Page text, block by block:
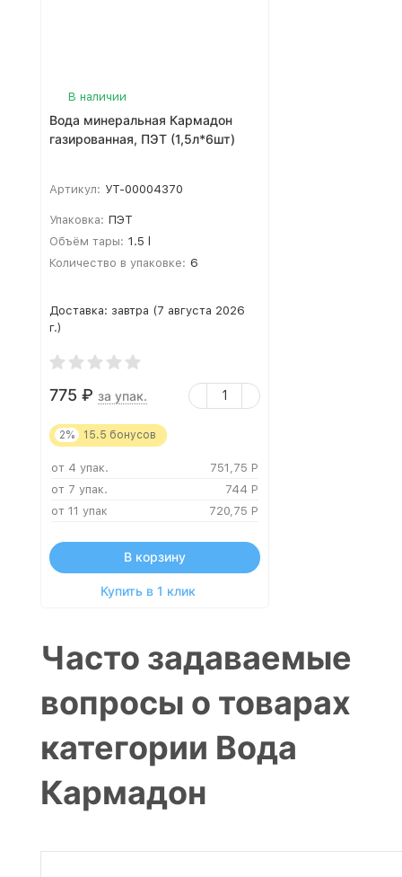
В наличии
Вода минеральная Кармадон
газированная, ПЭТ (1,5л*6шт)
Артикул: УТ-00004370
Упаковка: ПЭТ
Объём тары: 1.5 l
Количество в упаковке: 6
Доставка: завтра (7 августа 2026
г.)
775 ₽ за упак.
2% 15.5 бонусов
от 4 упак. 751,75 Р
от 7 упак.
744 Р
от 11 упак
720,75 Р
В корзину
Купить в 1 клик
Часто задаваемые
вопросы о товарах
категории Вода
Кармадон